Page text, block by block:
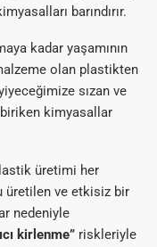
barındırır.
kadar yaşamının
olan plastikten
sızan ve
kimyasallar
üretimi her
üretilen ve etkisiz bir
nedeniyle
kirlenme” riskleriyle